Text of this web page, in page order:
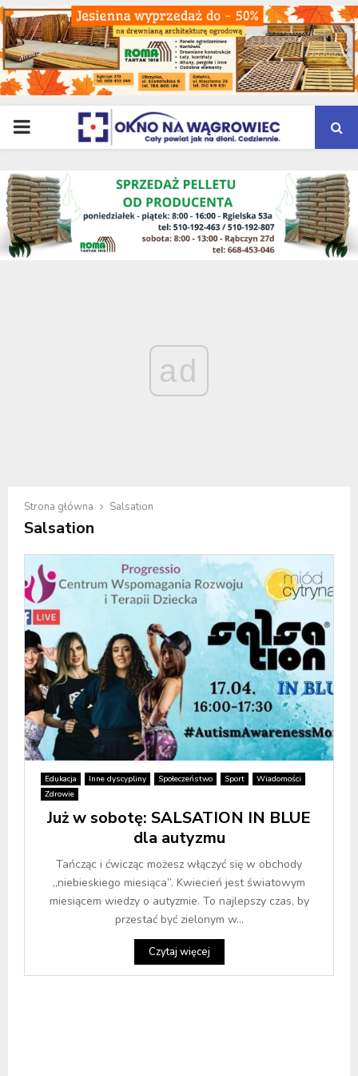
PRIMARY
MENU
ad
Strona główna Salsation
Salsation
Edukacja Inne dyscypliny Społeczeństwo Sport
Wiadomości
Zdrowie
Już w sobotę: SALSATION IN BLUE
dla autyzmu
Tańcząc i ćwicząc możesz włączyć się w obchody
„niebieskiego miesiąca”. Kwiecień jest światowym
miesiącem wiedzy o autyzmie. To najlepszy czas, by
przestać być zielonym w...
Czytaj więcej